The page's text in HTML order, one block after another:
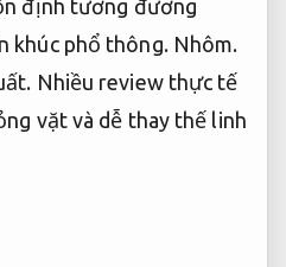
định tương đương
khúc phổ thông. Nhôm.
Nhiều review thực tế
vặt và dễ thay thế linh